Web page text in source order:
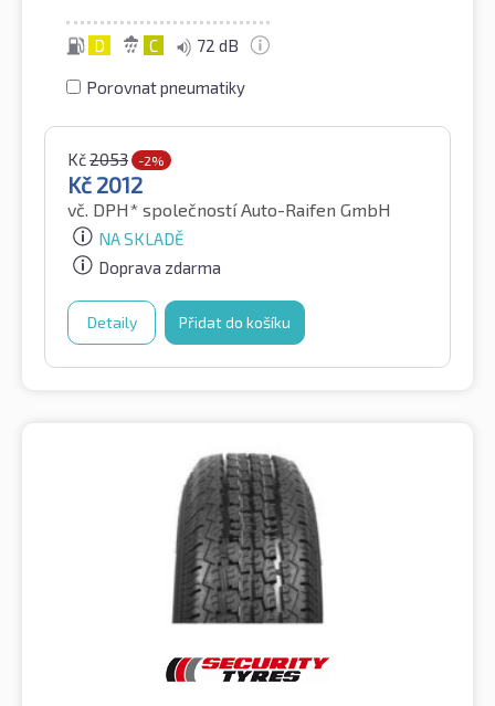
D C 72 dB
Porovnat pneumatiky
Kč2053 -2%
Kč 2012
vč. DPH* společností Auto-Raifen GmbH
NA SKLADĚ
Doprava zdarma
Detaily Přidat do košíku